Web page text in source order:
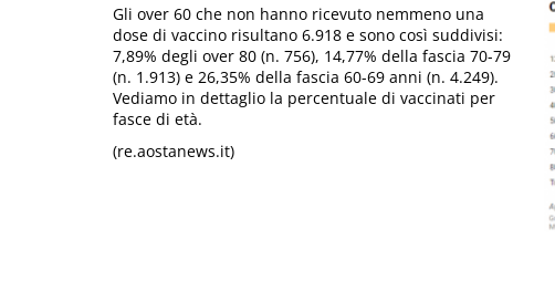
Gli over 60 che non hanno ricevuto nemmeno una
dose di vaccino risultano 6.918 e sono così suddivisi:
7,89% degli over 80 (n. 756), 14,77% della fascia 70-79
(n. 1.913) e 26,35% della fascia 60-69 anni (n. 4.249).
Vediamo in dettaglio la percentuale di vaccinati per
fasce di età.
(re.aostanews.it)